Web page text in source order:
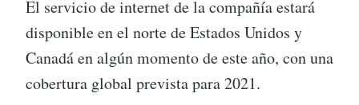
El servicio de internet de la compañía estará
disponible en el norte de Estados Unidos y
Canadá en algún momento de este año, con una
cobertura global prevista para 2021.